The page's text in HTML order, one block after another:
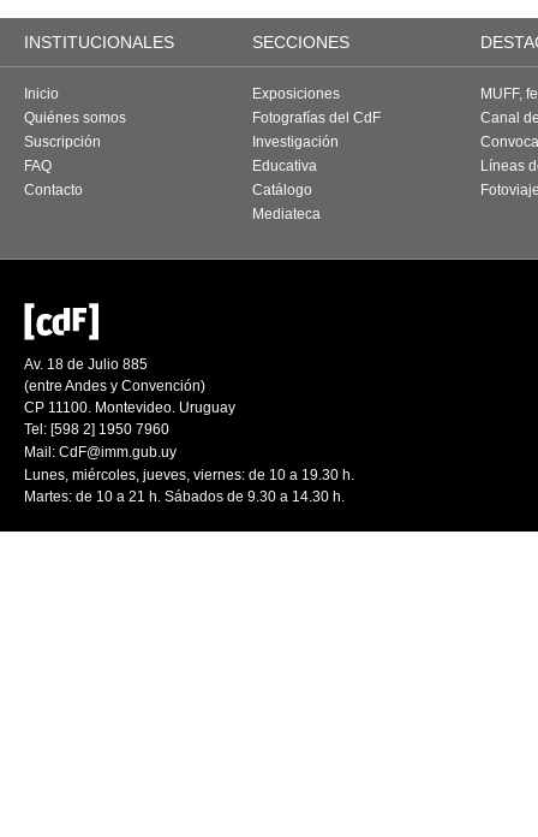
INSTITUCIONALES SECCIONES
Inicio
Quiénes somos
Suscripción
FAQ
Contacto
Exposiciones
Fotografías del CdF
Investigación
Educativa
Catálogo
Mediateca
MUFF,
Canal
Líneas
Av. 18 de Julio 885
(entre Andes y Convención)
CP 11100. Montevideo. Uruguay
Tel: [598 2] 1950 7960
Mail: CdF@imm.gub.uy
Lunes, miércoles, jueves, viernes: de 10 a 19.30 h.
Martes: de 10 a 21 h. Sábados de 9.30 a 14.30 h.